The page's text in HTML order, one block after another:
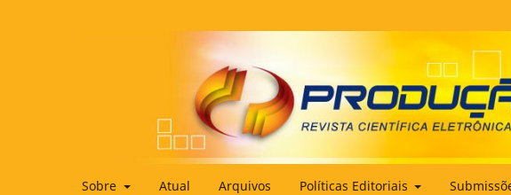
Sobre Atual Arquivos Políticas Editoriais